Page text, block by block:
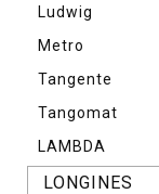
Ludwig
Metro
Tangente
Tangomat
LAMBDA
LONGINES